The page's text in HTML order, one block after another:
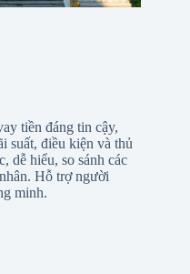
tiền đáng tin cậy,
suất, điều kiện và thủ
dễ hiểu, so sánh các
Hỗ trợ người
minh.